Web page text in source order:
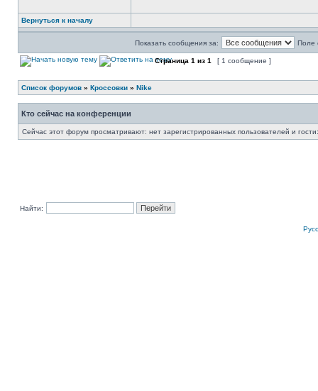
Вернуться к началу
Показать сообщения за: Поле
Страница 1 из 1 [ 1 сообщение ]
Список форумов » Кроссовки » Nike
Кто сейчас на конференции
Сейчас этот форум просматривают: нет зарегистрированных пользователей и
Найти: